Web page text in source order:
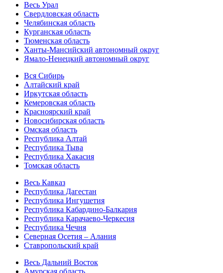
Весь Урал
Свердловская область
Челябинская область
Курганская область
Тюменская область
Ханты-Мансийский автономный округ
Ямало-Ненецкий автономный округ
Вся Сибирь
Алтайский край
Иркутская область
Кемеровская область
Красноярский край
Новосибирская область
Омская область
Республика Алтай
Республика Тыва
Республика Хакасия
Томская область
Весь Кавказ
Республика Дагестан
Республика Ингушетия
Республика Кабардино-Балкария
Республика Карачаево-Черкесия
Республика Чечня
Северная Осетия – Алания
Ставропольский край
Весь Дальний Восток
Амурская область